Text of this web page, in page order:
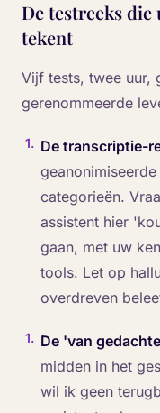
De testreeks
tekent
Vijf tests, twee uur,
gerenommeerde
1. De transcriptie-
categorieën.
assistent hier
gaan, met uw
tools. Let op
overdreven
1. De 'van
midden in het
wil ik geen